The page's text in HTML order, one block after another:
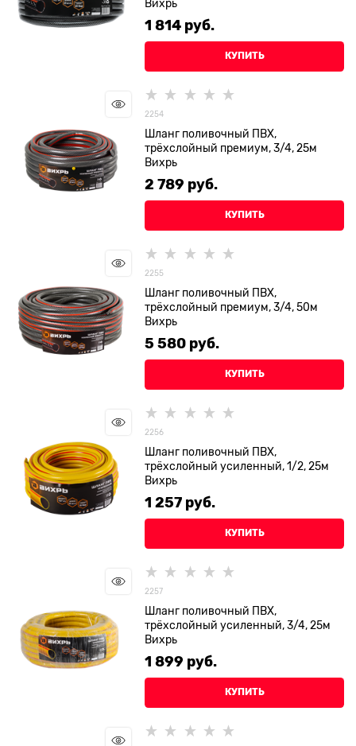
Вихрь
1 814 руб.
КУПИТЬ
2254
Шланг поливочный ПВХ,
трёхслойный премиум, 3/4, 25м
Вихрь
2 789 руб.
КУПИТЬ
2255
Шланг поливочный ПВХ,
трёхслойный премиум, 3/4, 50м
Вихрь
5 580 руб.
КУПИТЬ
2256
Шланг поливочный ПВХ,
трёхслойный усиленный, 1/2, 25м
Вихрь
1 257 руб.
КУПИТЬ
2257
Шланг поливочный ПВХ,
трёхслойный усиленный, 3/4, 25м
Вихрь
1 899 руб.
КУПИТЬ